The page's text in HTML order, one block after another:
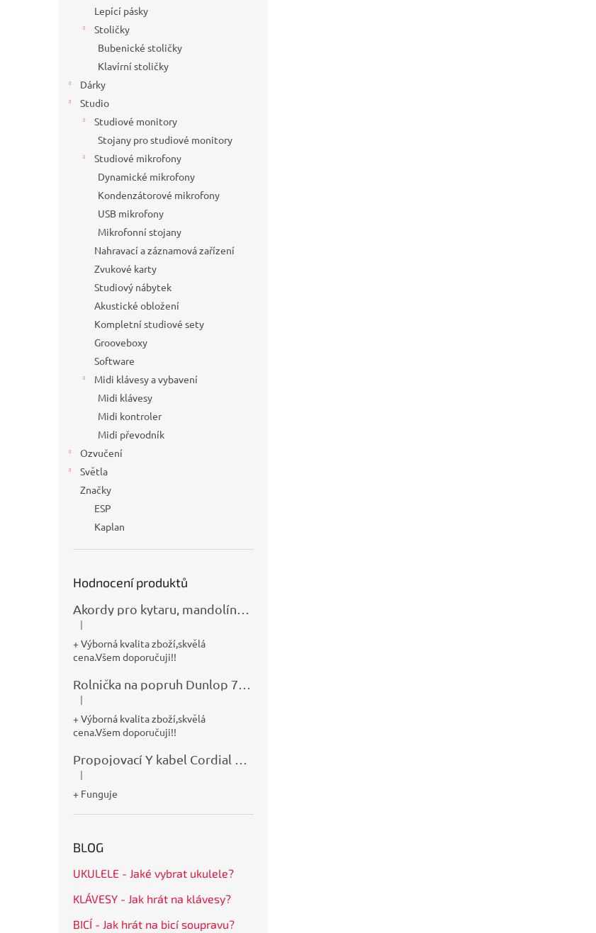
Lepící pásky
Stoličky
Bubenické stoličky
Klavírní stoličky
Dárky
Studio
Studiové monitory
Stojany pro studiové monitory
Studiové mikrofony
Dynamické mikrofony
Kondenzátorové mikrofony
USB mikrofony
Mikrofonní stojany
Nahravací a záznamová zařízení
Zvukové karty
Studiový nábytek
Akustické obložení
Kompletní studiové sety
Grooveboxy
Software
Midi klávesy a vybavení
Midi klávesy
Midi kontroler
Midi převodník
Ozvučení
Světla
Značky
ESP
Kaplan
Hodnocení produktů
Hodnocení produktu je 5 z 5 hvězdiček.
|
+ Výborná kvalita zboží,skvělá
cena.Všem doporučuji!!
Hodnocení produktu je 5 z 5 hvězdiček.
|
+ Výborná kvalita zboží,skvělá
cena.Všem doporučuji!!
Hodnocení produktu je 5 z 5 hvězdiček.
|
+ Funguje
BLOG
UKULELE - Jaké vybrat ukulele?
KLÁVESY - Jak hrát na klávesy?
BICÍ - Jak hrát na bicí soupravu?